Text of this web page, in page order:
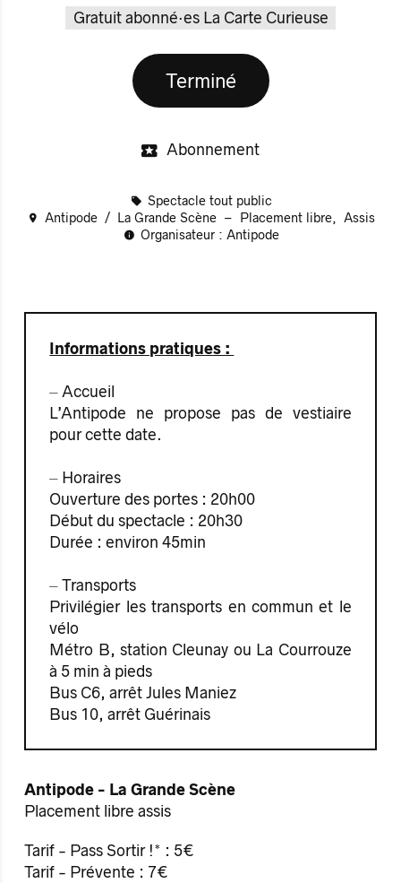
Gratuit abonné·es La Carte Curieuse
Terminé
Abonnement
Spectacle tout public
Antipode
La Grande Scène Placement libre
Assis
Organisateur : Antipode
Informations pratiques :
⏤ Accueil
L’Antipode ne propose pas de vestiaire
pour cette date.
⏤ Horaires
Ouverture des portes : 20h00
Début du spectacle : 20h30
Durée : environ 45min
⏤ Transports
Privilégier les transports en commun et le
vélo
Métro B, station Cleunay ou La Courrouze
à 5 min à pieds
Bus C6, arrêt Jules Maniez
Bus 10, arrêt Guérinais
Antipode - La Grande Scène
Placement libre assis
Tarif - Pass Sortir !* : 5€
Tarif - Prévente : 7€